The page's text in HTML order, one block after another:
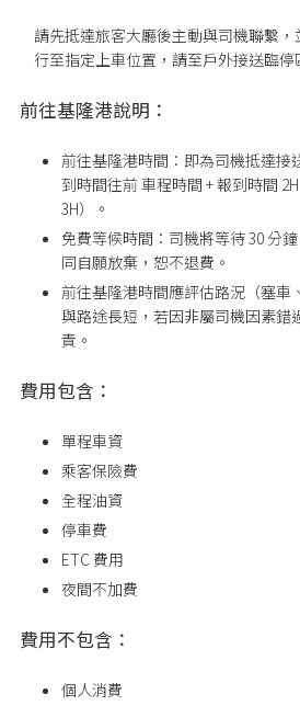
請先抵達旅客大廳後主動與司機聯繫
行至指定上車位置 ，請至戶外接送臨
前往基隆港說明：
前往基隆港時間：即為司機抵達接
到時間往前 車程時間 + 報到時間
3H）。
免費等候時間：司機將等待 30 分
同自願放棄，恕不退費。
前往基隆港時間應評估路況（塞
與路途長短，若因非屬司機因素錯
責。
費用包含：
單程車資
乘客保險費
全程油資
停車費
ETC 費用
夜間不加費
費用不包含：
個人消費